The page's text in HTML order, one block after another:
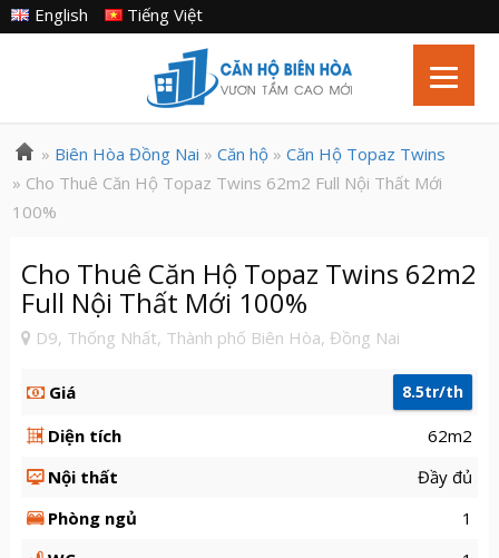
Tiếng Việt
English
» Biên Hòa Đồng Nai » Căn hộ» Căn Hộ Topaz Twins
» Cho Thuê Căn Hộ Topaz Twins 62m2 Full Nội Thất Mới
100%
Cho Thuê Căn Hộ Topaz Twins 62m2
Full Nội Thất Mới 100%
D9, Thống Nhất, Thành phố Biên Hòa, Đồng Nai
Giá 8.5tr/th
Diện tích
62m2
Nội thất
Đầy đủ
Phòng ngủ
1